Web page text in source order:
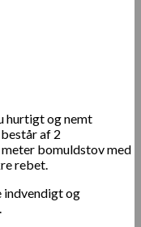
hurtigt og nemt
af 2
bomuldstov med
rebet.
indvendigt og